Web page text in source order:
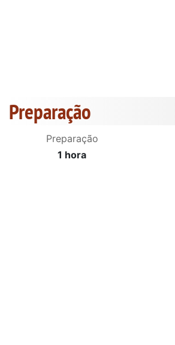
Preparação
Preparação
1 hora